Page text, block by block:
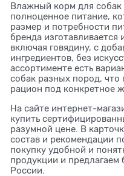
Влажный корм для собак
полноценное питание,
размер и потребности
бренда изготавливается
включая говядину, с
ингредиентов, без
ассортименте есть
собак разных пород, что
рацион под конкретное
На сайте интернет-
купить
разумной цене. В
состав и рекомендации
покупку удобной и
продукции и предлагаем
России.